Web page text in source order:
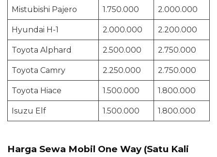
Mistubishi Pajero 1.750.000 2.000.000
Hyundai H-1 2.000.000 2.200.000
Toyota Alphard 2.500.000 2.750.000
Toyota Camry 2.250.000 2.750.000
Toyota Hiace 1.500.000 1.800.000
Isuzu Elf 1.500.000 1.800.000
Harga Sewa Mobil One Way (Satu Kali